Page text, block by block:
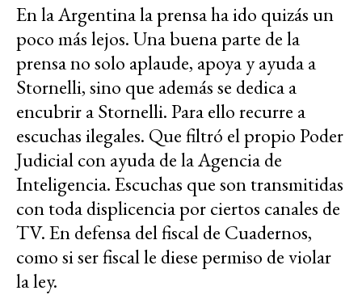
En la Argentina la prensa ha ido quizás un
poco más lejos. Una buena parte de la
prensa no solo aplaude, apoya y ayuda a
Stornelli, sino que además se dedica a
encubrir a Stornelli. Para ello recurre a
escuchas ilegales. Que filtró el propio Poder
Judicial con ayuda de la Agencia de
Inteligencia. Escuchas que son transmitidas
con toda displicencia por ciertos canales de
TV. En defensa del fiscal de Cuadernos,
como si ser fiscal le diese permiso de violar
la ley.